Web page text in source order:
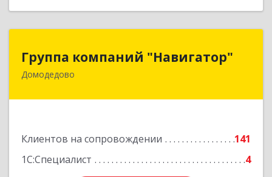
Группа компаний "Навигатор"
Домодедово
Клиентов на сопровождении
141
1С:Специалист
4
Группа компаний "Навигатор"
142001, Московская обл, Домодедово г,